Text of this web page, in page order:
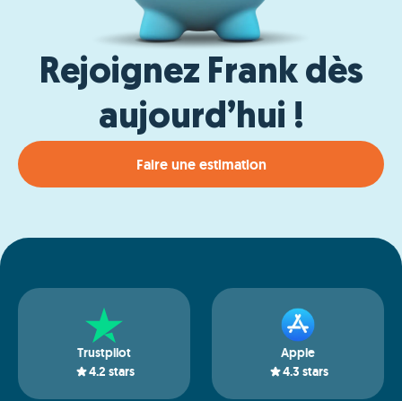
Rejoignez Frank dès
aujourd’hui !
Faire une estimation
Trustpilot
4.2 stars
Apple
4.3 stars